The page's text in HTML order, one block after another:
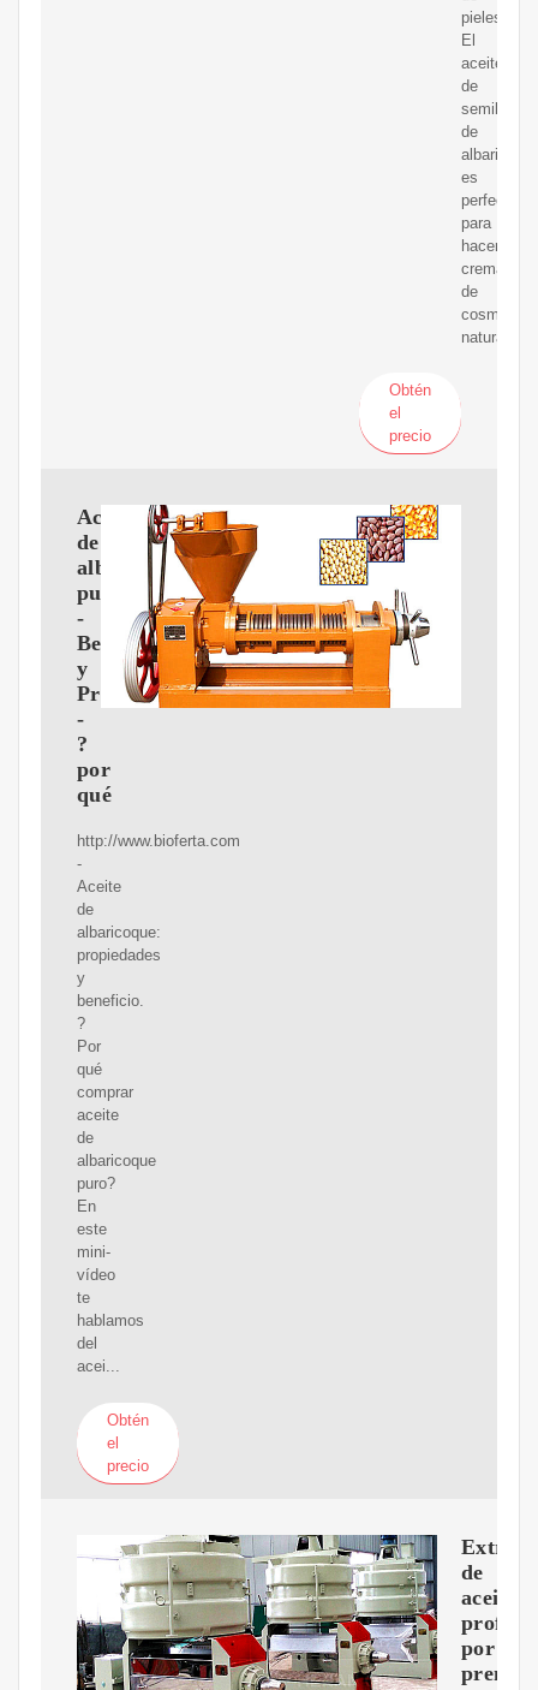
pieles.
El
aceite
de
semillas
de
es
perfecto
para
hacer
cremas
de
cosmética
natural.
Obtén
el
precio
Aceite
de
albaricoque
puro
-
Beneficios
y
Propiedades
-
?
por
qué
http://www.bioferta.com
-
Aceite
de
albaricoque:
propiedades
y
beneficio.
?
Por
qué
comprar
aceite
de
albaricoque
puro?
En
este
mini-
vídeo
te
hablamos
del
acei...
Obtén
el
precio
de
aceite
por